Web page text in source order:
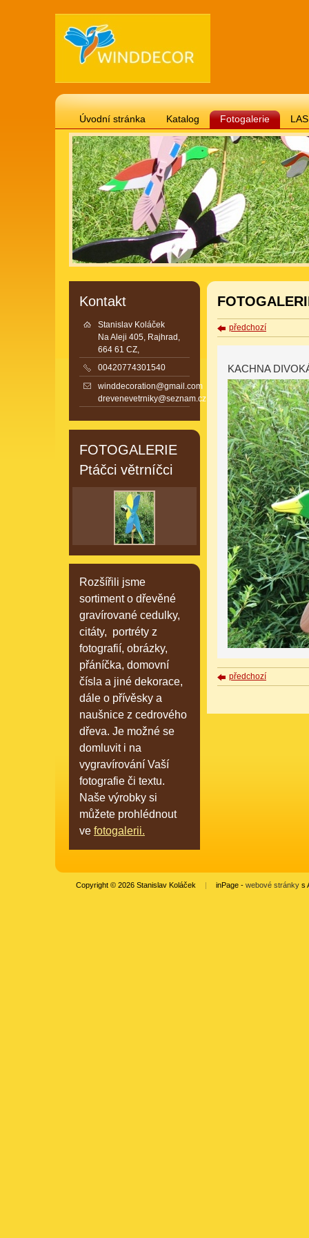
Úvodní stránka Katalog Fotogalerie
Gravírované cedulky 20 x 12 cm téma psi, kočky
Gravírované cedulky 20 x 12 cm motivační, životní
Gravírované cedulky "svitek" 24 x 18 cm
Gravírované cedulky 20 x 12 cm vtipné
Hodiny
Gravírované cedulky 20 x 12 cm domov, láska, děti
předchozí
KACHNA
předchozí
Kontakt
Stanislav Koláček
Na Aleji 405, Rajhrad,
664 61 CZ,
00420774301540
winddecoration@gmail.com
drevenevetrniky@seznam.cz
FOTOGALERIE
Ptáčci větrníčci
Rozšířili jsme
sortiment o dřevěné
gravírované cedulky,
citáty, portréty z
fotografií, obrázky,
přáníčka, domovní
čísla a jiné dekorace,
dále o přívěsky a
naušnice z cedrového
dřeva. Je možné se
domluvit i na
vygravírování Vaší
fotografie či textu.
Naše výrobky si
můžete prohlédnout
ve fotogalerii.
Copyright © 2026 Stanislav Koláček | inPage - webové stránky s